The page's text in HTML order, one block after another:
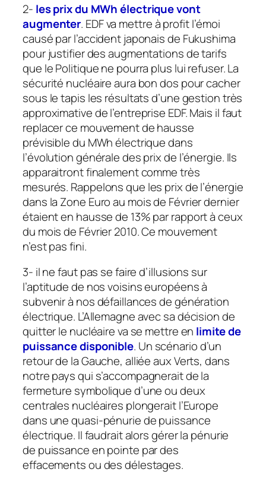
2- les prix du MWh électrique vont
augmenter. EDF va mettre à profit l’émoi
causé par l’accident japonais de Fukushima
pour justifier des augmentations de tarifs
que le Politique ne pourra plus lui refuser. La
sécurité nucléaire aura bon dos pour cacher
sous le tapis les résultats d’une gestion très
approximative de l’entreprise EDF. Mais il faut
replacer ce mouvement de hausse
prévisible du MWh électrique dans
l’évolution générale des prix de l’énergie. Ils
apparaitront finalement comme très
mesurés. Rappelons que les prix de l’énergie
dans la Zone Euro au mois de Février dernier
étaient en hausse de 13% par rapport à ceux
du mois de Février 2010. Ce mouvement
n’est pas fini.
3- il ne faut pas se faire d’illusions sur
l’aptitude de nos voisins européens à
subvenir à nos défaillances de génération
électrique. L’Allemagne avec sa décision de
quitter le nucléaire va se mettre en limite de
puissance disponible. Un scénario d’un
retour de la Gauche, alliée aux Verts, dans
notre pays qui s’accompagnerait de la
fermeture symbolique d’une ou deux
centrales nucléaires plongerait l’Europe
dans une quasi-pénurie de puissance
électrique. Il faudrait alors gérer la pénurie
de puissance en pointe par des
effacements ou des délestages.